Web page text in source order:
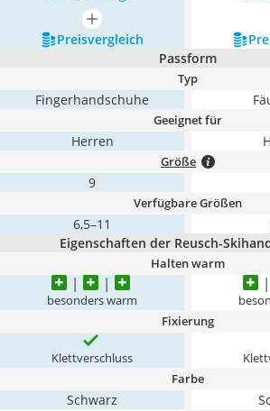
mehr anzeigen
Preis­vergleich
Passform
Typ
Fingerhandschuhe
Geeignet für
Herren
Größe
9
Verfügbare Größen
6,5–11
Eigenschaften der Reusch-
Halten warm
besonders warm
Fixierung
Klettverschluss
Farbe
Schwarz